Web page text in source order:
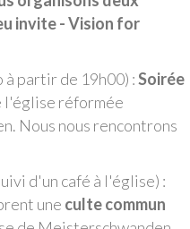
invite - Vision for
à partir de 19h00) :Soirée
l'église réformée
Nous nous rencontrons
d'un café à l'église) :
une culte commun